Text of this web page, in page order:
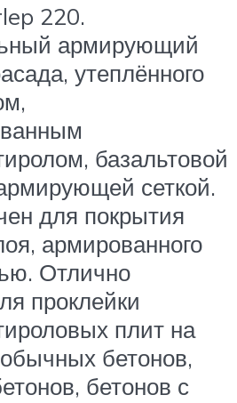
220.
армирующий
утеплённого
базальтовой
сеткой.
для покрытия
армированного
Отлично
проклейки
плит на
бетонов,
бетонов с